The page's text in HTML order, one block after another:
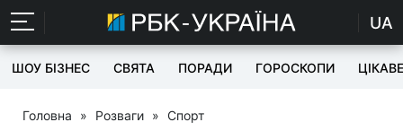
UA
ШОУ БІЗНЕС СВЯТА ПОРАДИ ГОРОСКОПИ ЦІКАВЕ
Головна » Розваги » Спорт